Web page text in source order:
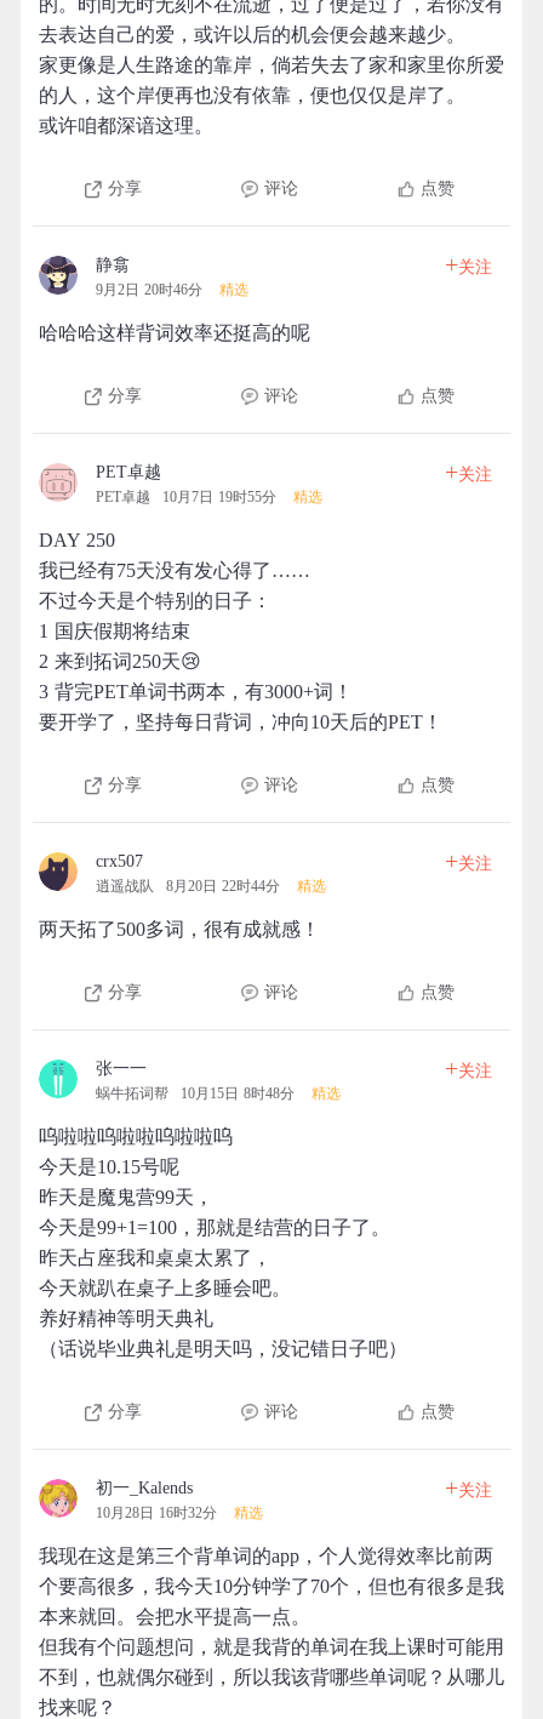
的。时间无时无刻不在流逝，过了便是过了，若你没有
去表达自己的爱，或许以后的机会便会越来越少。
家更像是人生路途的靠岸，倘若失去了家和家里你所爱
的人，这个岸便再也没有依靠，便也仅仅是岸了。
或许咱都深谙这理。
分享 评论 点赞
静翕
9月2日 20时46分 精选
+关注
哈哈哈这样背词效率还挺高的呢
分享 评论 点赞
PET卓越
PET卓越 10月7日 19时55分 精选
+关注
DAY 250
我已经有75天没有发心得了……
不过今天是个特别的日子：
1 国庆假期将结束
2 来到拓词250天😢
3 背完PET单词书两本，有3000+词！
要开学了，坚持每日背词，冲向10天后的PET！
分享 评论 点赞
crx507
逍遥战队 8月20日 22时44分 精选
+关注
两天拓了500多词，很有成就感！
分享 评论 点赞
张一一
蜗牛拓词帮 10月15日 8时48分 精选
+关注
呜啦啦呜啦啦呜啦啦呜
今天是10.15号呢
昨天是魔鬼营99天，
今天是99+1=100，那就是结营的日子了。
昨天占座我和桌桌太累了，
今天就趴在桌子上多睡会吧。
养好精神等明天典礼
（话说毕业典礼是明天吗，没记错日子吧）
分享 评论 点赞
初一_Kalends
10月28日 16时32分 精选
+关注
我现在这是第三个背单词的app，个人觉得效率比前两
个要高很多，我今天10分钟学了70个，但也有很多是我
本来就回。会把水平提高一点。
但我有个问题想问，就是我背的单词在我上课时可能用
不到，也就偶尔碰到，所以我该背哪些单词呢？从哪儿
找来呢？